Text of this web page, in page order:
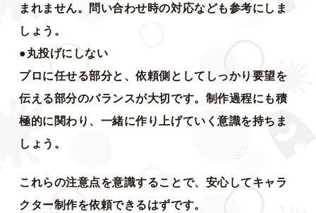
まれません。問い合わせ時の対応なども参考にしま
しょう。
●丸投げにしない
プロに任せる部分と、依頼側としてしっかり要望を
伝える部分のバランスが大切です。制作過程にも積
極的に関わり、一緒に作り上げていく意識を持ちま
しょう。
これらの注意点を意識することで、安心してキャラ
クター制作を依頼できるはずです。